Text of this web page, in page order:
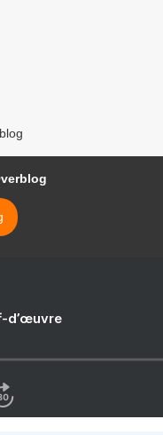
d’œuvre